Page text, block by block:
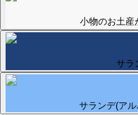
小物のお土産
サラ
サランデ(ア